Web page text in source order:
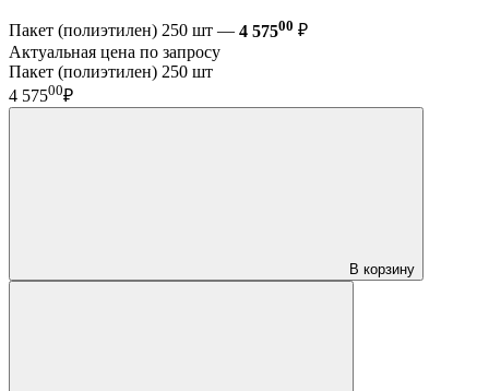
Пакет (полиэтилен) 250 шт — 4 57500 ₽
Актуальная цена по запросу
Пакет (полиэтилен) 250 шт
4 57500₽
В корзину